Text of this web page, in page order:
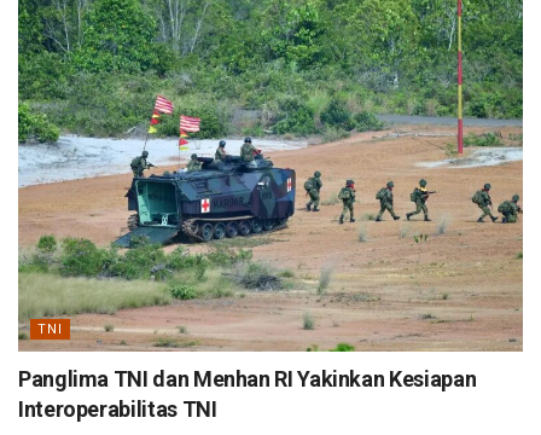
TNI
Panglima TNI dan Menhan RI Yakinkan Kesiapan
Interoperabilitas TNI